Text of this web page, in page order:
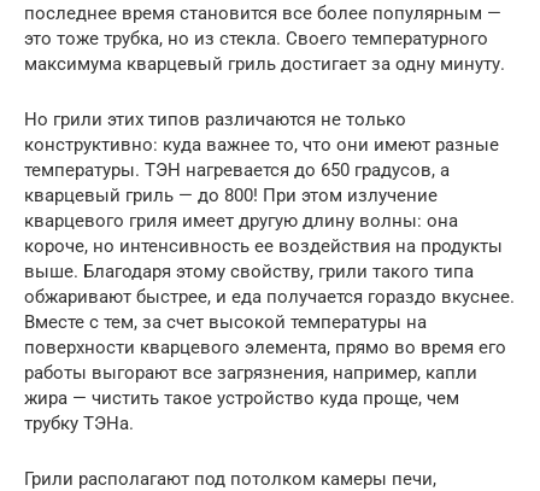
последнее время становится все более популярным —
это тоже трубка, но из стекла. Своего температурного
максимума кварцевый гриль достигает за одну минуту.
Но грили этих типов различаются не только
конструктивно: куда важнее то, что они имеют разные
температуры. ТЭН нагревается до 650 градусов, а
кварцевый гриль — до 800! При этом излучение
кварцевого гриля имеет другую длину волны: она
короче, но интенсивность ее воздействия на продукты
выше. Благодаря этому свойству, грили такого типа
обжаривают быстрее, и еда получается гораздо вкуснее.
Вместе с тем, за счет высокой температуры на
поверхности кварцевого элемента, прямо во время его
работы выгорают все загрязнения, например, капли
жира — чистить такое устройство куда проще, чем
трубку ТЭНа.
Грили располагают под потолком камеры печи,